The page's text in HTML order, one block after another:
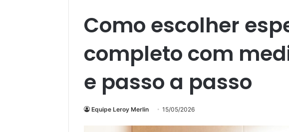
Como escolher
completo com
e passo a passo
Equipe Leroy Merlin 15/05/2026